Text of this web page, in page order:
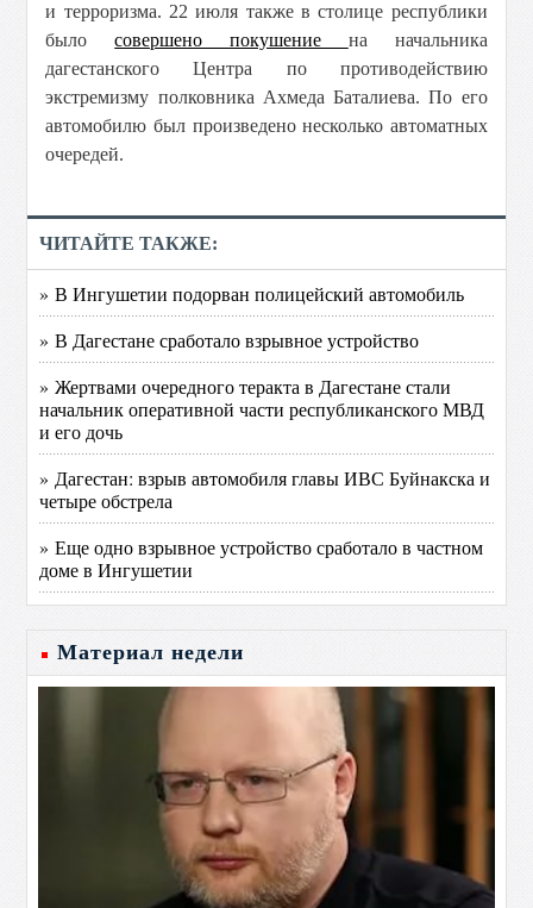
и терроризма. 22 июля также в столице республики
былосовершено покушение на начальника
дагестанского Центра по противодействию
экстремизму полковника Ахмеда Баталиева. По его
автомобилю был произведено несколько автоматных
очередей.
ЧИТАЙТЕ ТАКЖЕ:
» В Ингушетии подорван полицейский автомобиль
» В Дагестане сработало взрывное устройство
» Жертвами очередного теракта в Дагестане стали
начальник оперативной части республиканского МВД
и его дочь
» Дагестан: взрыв автомобиля главы ИВС Буйнакска и
четыре обстрела
» Еще одно взрывное устройство сработало в частном
доме в Ингушетии
Материал недели